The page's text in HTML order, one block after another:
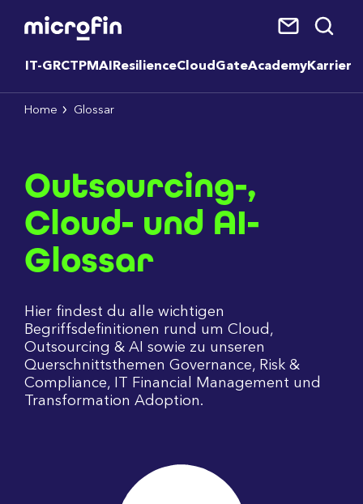
IT-GRCTPMAI ResilienceCloudGateAcademyKarriere
Home Glossar
Outsourcing-,
Cloud- und AI-
Glossar
Hier findest du alle wichtigen
Begriffsdefinitionen rund um Cloud,
Outsourcing & AI sowie zu unseren
Querschnittsthemen Governance, Risk &
Compliance, IT Financial Management und
Transformation Adoption.